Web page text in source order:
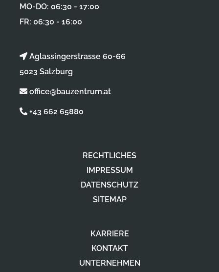
RECHTLICHES
IMPRESSUM
DATENSCHUTZ
SITEMAP
KARRIERE
KONTAKT
UNTERNEHMEN
Aglassingerstrasse 60-66
5023 Salzburg
office@bauzentrum.at
+43 662 65880
MO-DO: 06:30 - 17:00
FR: 06:30 - 16:00